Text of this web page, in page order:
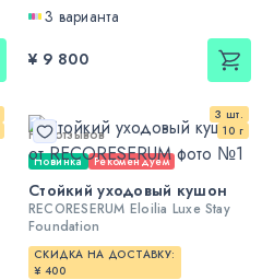
3 варианта
¥ 9 800
3 шт.
10 г
Нет отзывов
Новинка Рекомендуем
Стойкий уходовый кушон
RECORESERUM Eloilia Luxe Stay
Foundation
СКИДКА НА ДОСТАВКУ:
¥ 400